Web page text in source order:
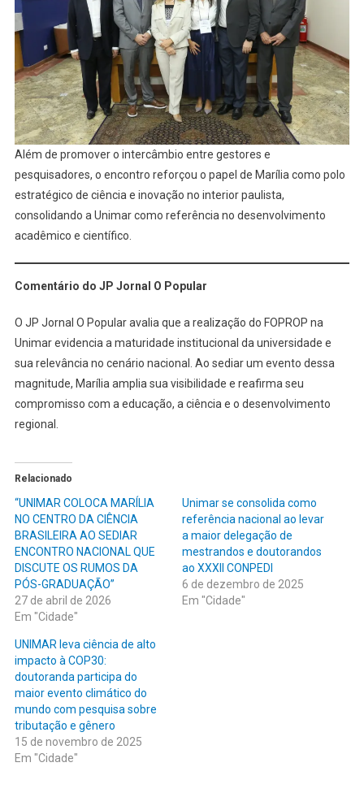
Além de promover o intercâmbio entre gestores e
pesquisadores, o encontro reforçou o papel de Marília como polo
estratégico de ciência e inovação no interior paulista,
consolidando a Unimar como referência no desenvolvimento
acadêmico e científico.
Comentário do JP Jornal O Popular
O JP Jornal O Popular avalia que a realização do FOPROP na
Unimar evidencia a maturidade institucional da universidade e
sua relevância no cenário nacional. Ao sediar um evento dessa
magnitude, Marília amplia sua visibilidade e reafirma seu
compromisso com a educação, a ciência e o desenvolvimento
regional.
Relacionado
“UNIMAR COLOCA MARÍLIA
NO CENTRO DA CIÊNCIA
BRASILEIRA AO SEDIAR
ENCONTRO NACIONAL QUE
DISCUTE OS RUMOS DA
PÓS-GRADUAÇÃO”
27 de abril de 2026
Em "Cidade"
Unimar se consolida como
referência nacional ao levar
a maior delegação de
mestrandos e doutorandos
ao XXXII CONPEDI
6 de dezembro de 2025
Em "Cidade"
UNIMAR leva ciência de alto
impacto à COP30:
doutoranda participa do
maior evento climático do
mundo com pesquisa sobre
tributação e gênero
15 de novembro de 2025
Em "Cidade"